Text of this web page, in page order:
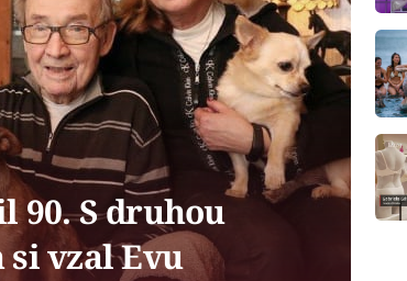
90. S druhou
si vzal Evu